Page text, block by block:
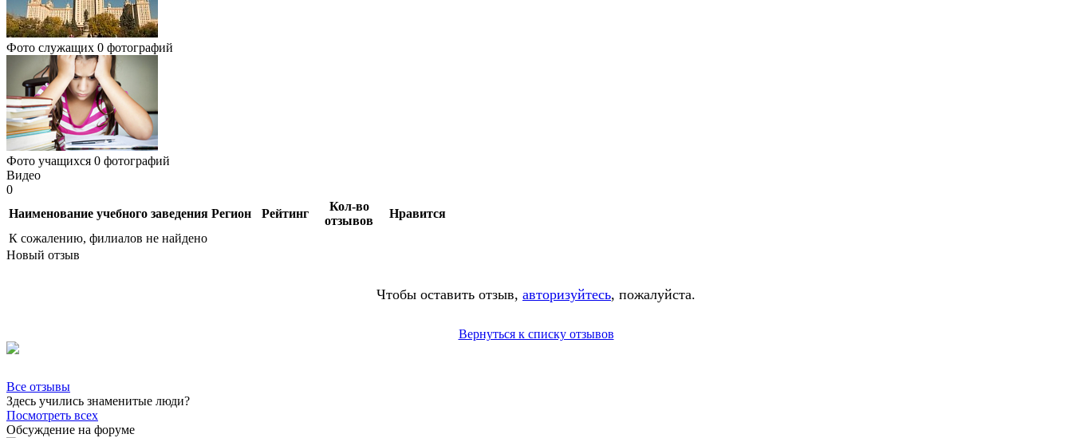
Фото служащих 0 фотографий
Фото учащихся 0 фотографий
Видео
0
Наименование учебного заведения Регион Рейтинг
Кол-во
отзывов
Нравится
К сожалению, филиалов не найдено
Новый отзыв
Чтобы оставить отзыв, авторизуйтесь, пожалуйста.
Вернуться к списку отзывов
Все отзывы
Здесь учились знаменитые люди?
Посмотреть всех
Обсуждение на форуме